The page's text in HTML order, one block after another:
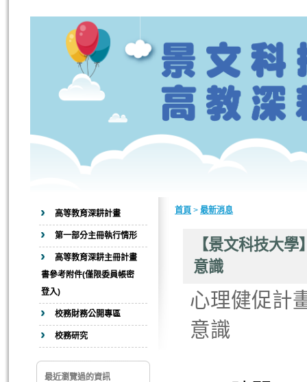
高等教育深耕計畫
第一部分主冊執行情形
高等教育深耕主冊計畫
書參考附件(僅限委員帳密
登入)
校務財務公開專區
校務研究
最近瀏覽過的資訊
首頁 > 最新消息
【景文科技大
意識
心理健促計
意識